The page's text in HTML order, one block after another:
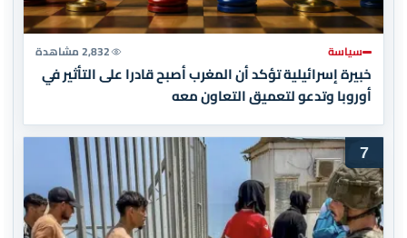
سياسة 2,832 مشاهدة
خبيرة إسرائيلية تؤكد أن المغرب أصبح قادرا على التأثير في
أوروبا وتدعو لتعميق التعاون معه
7